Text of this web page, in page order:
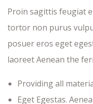
Proin sagittis feugiat
tortor non purus
posuer eros eget
laoreet Aenean the
Providing all
Eget Egestas.